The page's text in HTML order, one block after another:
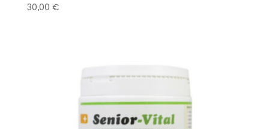
30,00 €